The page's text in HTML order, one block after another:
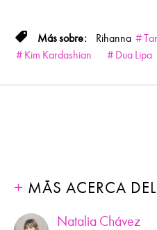
Rihanna
Kim Kardashian
Dua Lipa
MÁS ACERCA
Natalia Chávez